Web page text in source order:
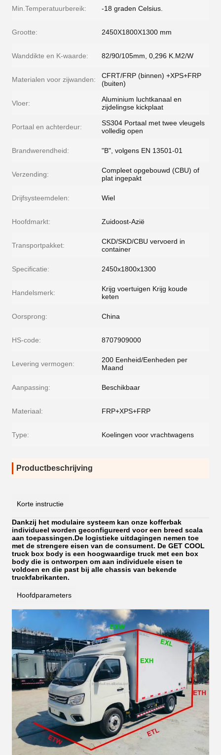
Min.Temperatuurbereik: -18 graden Celsius.
Grootte: 2450X1800X1300 mm
Wanddikte en K-waarde: 82/90/105mm, 0,296 K.M2/W
Materialen voor zijwanden:
CFRT/FRP (binnen) +XPS+FRP
(buiten)
Vloer:
Aluminium luchtkanaal en
zijdelingse kickplaat
Portaal en achterdeur:
SS304 Portaal met twee vleugels
volledig open
Brandwerendheid: "B", volgens EN 13501-01
Verzending:
Compleet opgebouwd (CBU) of
plat ingepakt
Drijfsysteemdelen: Wiel
Hoofdmarkt: Zuidoost-Azië
Transportpakket:
CKD/SKD/CBU vervoerd in
container
Specificatie: 2450x1800x1300
Handelsmerk:
Krijg voertuigen Krijg koude
keten
Oorsprong: China
HS-code: 8707909000
Levering vermogen:
200 Eenheid/Eenheden per
Maand
Aanpassing: Beschikbaar
Materiaal: FRP+XPS+FRP
Type: Koelingen voor vrachtwagens
Productbeschrijving
Korte instructie
Dankzij het modulaire systeem kan onze kofferbak
individueel worden geconfigureerd voor een breed scala
aan toepassingen.De logistieke uitdagingen nemen toe
met de strengere eisen van de consument. De GET COOL
truck box body is een hoogwaardige truck met een box
body die is ontworpen om aan individuele eisen te
voldoen en die past bij alle chassis van bekende
truckfabrikanten.
Hoofdparameters